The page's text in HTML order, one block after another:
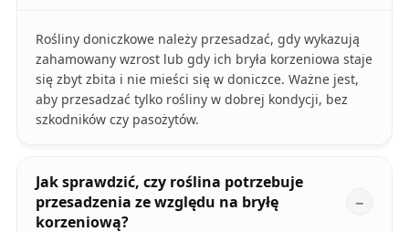
Rośliny doniczkowe należy przesadzać, gdy wykazują
zahamowany wzrost lub gdy ich bryła korzeniowa staje
się zbyt zbita i nie mieści się w doniczce. Ważne jest,
aby przesadzać tylko rośliny w dobrej kondycji, bez
szkodników czy pasożytów.
Jak sprawdzić, czy roślina potrzebuje
przesadzenia ze względu na bryłę
korzeniową?